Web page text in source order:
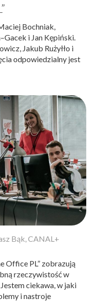
Bochniak,
i Jan Kępiński.
Jakub Rużyłło i
odpowiedzialny jest
Bąk, CANAL+
Office PL” zobrazują
rzeczywistość w
ciekawa, w jaki
i nastroje